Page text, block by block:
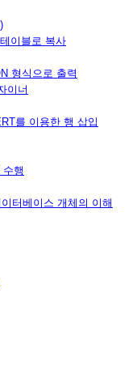
이블로 복사
형식으로 출력
이너
를 이용한 행 삽입
수행
터베이스 개체의 이해